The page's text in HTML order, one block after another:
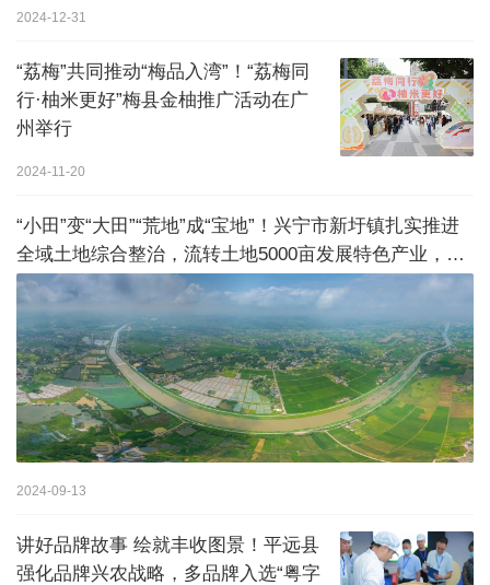
2024-12-31
“荔梅”共同推动“梅品入湾”！“荔梅同
行·柚米更好”梅县金柚推广活动在广
州举行
2024-11-20
“小田”变“大田”“荒地”成“宝地”！兴宁市新圩镇扎实推进
全域土地综合整治，流转土地5000亩发展特色产业，村
集体收入均超10万元
2024-09-13
讲好品牌故事 绘就丰收图景！平远县
强化品牌兴农战略，多品牌入选“粤字